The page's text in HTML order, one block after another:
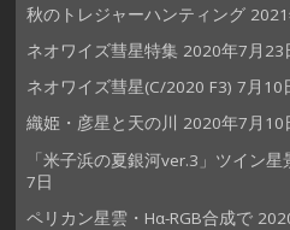
秋のトレジャーハンティング
ネオワイズ彗星特集 2020年7月23
ネオワイズ彗星(C/2020 F3) 7月10
織姫・彦星と天の川
2020年7月10
「米子浜の夏銀河ver.3」ツイン
7日
ペリカン星雲・Hα-RGB合成で